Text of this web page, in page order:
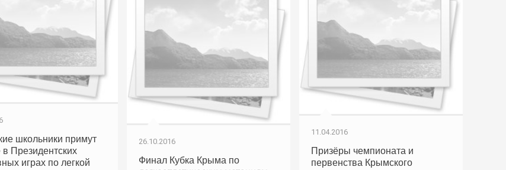
школьники примут
в Президентских
играх по легкой
11.04.2016
Призёры чемпионата и
первенства Крымского
26.10.2016
Финал Кубка Крыма по